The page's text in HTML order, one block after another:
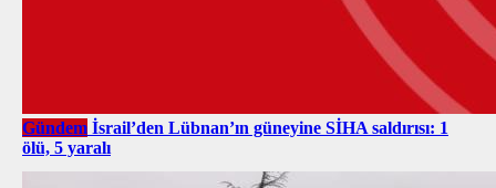
Gündem İsrail’den Lübnan’ın güneyine SİHA saldırısı: 1
ölü, 5 yaralı